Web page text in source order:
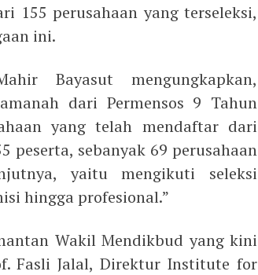
155 perusahaan yang terseleksi,
ini.
Bayasut mengungkapkan,
dari Permensos 9 Tahun
yang telah mendaftar dari
peserta, sebanyak 69 perusahaan
yaitu mengikuti seleksi
hingga profesional.”
Wakil Mendikbud yang kini
Fasli Jalal, Direktur Institute for